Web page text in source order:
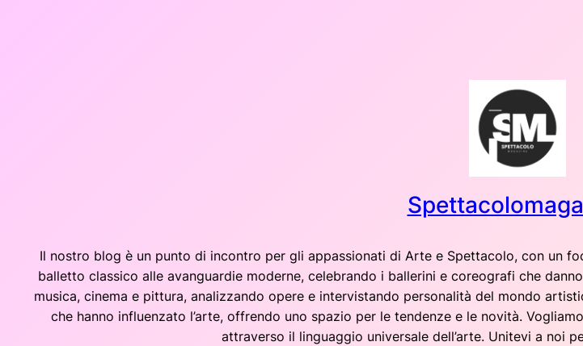
Il nostro blog è un punto di incontro per gli appassionati di Arte e Spettacolo, con un
balletto classico alle avanguardie moderne, celebrando i ballerini e coreografi che
musica, cinema e pittura, analizzando opere e intervistando personalità del mondo
che hanno influenzato l’arte, offrendo uno spazio per le tendenze e le novità.
attraverso il linguaggio universale dell’arte. Unitevi a noi